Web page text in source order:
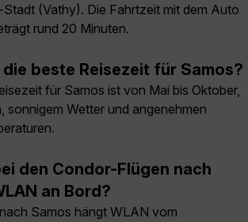
(Vathy). Die Fahrtzeit mit dem Auto
rund 20 Minuten.
beste Reisezeit für Samos?
für Samos ist von Mai bis Oktober,
sonnigem Wetter und angenehmen
den Condor-Flügen nach
an Bord?
Samos hängt WLAN vom